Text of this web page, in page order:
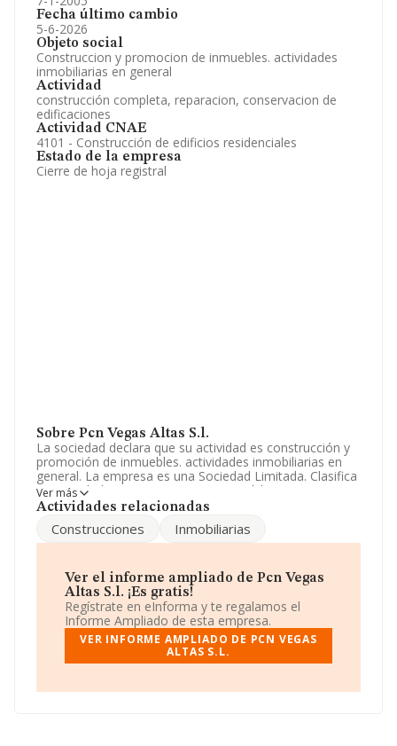
Fecha último cambio
5-6-2026
Objeto social
Construccion y promocion de inmuebles. actividades
inmobiliarias en general
Actividad
construcción completa, reparacion, conservacion de
edificaciones
Actividad CNAE
4101 - Construcción de edificios residenciales
Estado de la empresa
Cierre de hoja registral
Sobre Pcn Vegas Altas S.l.
La sociedad declara que su actividad es construcción y
promoción de inmuebles. actividades inmobiliarias en
general. La empresa es una Sociedad Limitada. Clasifica
su actividad CNAE como '%cnae%', código 4101. La
compañía no tiene actividad en mercados exteriores.
Ha tenido el mismo número de profesionales y según
las cifras existentes en la base de datos de INFORMA, el
media de sector.
Para más información es posible contactar a través del
teléfono 924802194 y su email es
chm_db@hotmail.com.
La sociedad españolaPcn Vegas Altas S.L, NIF
(06400), Don Benito, en Badajoz, Extremadura.
Ver más
Actividades relacionadas
Construcciones Inmobiliarias
Ver el informe ampliado de Pcn Vegas
Altas S.l. ¡Es gratis!
Regístrate en eInforma y te regalamos el
Informe Ampliado de esta empresa.
VER INFORME AMPLIADO DE PCN VEGAS
ALTAS S.L.